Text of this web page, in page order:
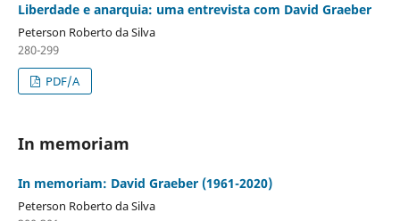
Liberdade e anarquia: uma entrevista com David Graeber
Peterson Roberto da Silva
280-299
PDF/A
In memoriam
In memoriam: David Graeber (1961-2020)
Peterson Roberto da Silva